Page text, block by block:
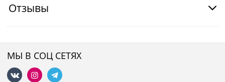
Отзывы
МЫ В СОЦ СЕТЯХ